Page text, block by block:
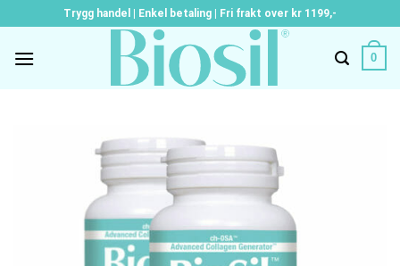
to
content
Trygg handel | Enkel betaling | Fri frakt over kr 1199,-
0